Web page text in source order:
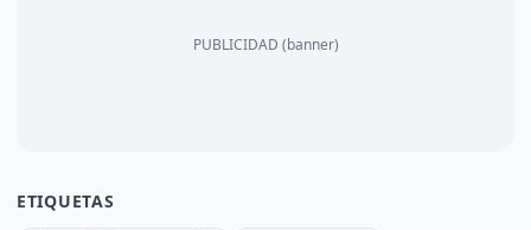
PUBLICIDAD (banner)
ETIQUETAS